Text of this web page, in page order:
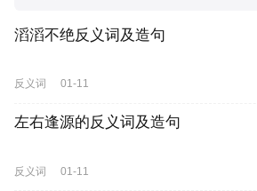
滔滔不绝反义词及造句
反义词 01-11
左右逢源的反义词及造句
反义词 01-11